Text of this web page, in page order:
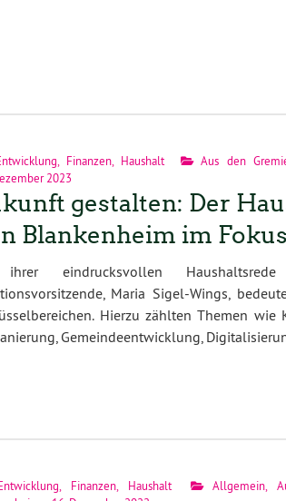
Finanzen, Haushalt Aus den
2023
gestalten: Der
Blankenheim im Fokus
eindrucksvollen
Maria Sigel-Wings,
Hierzu zählten Themen wie
Gemeindeentwicklung,
, Finanzen, Haushalt Allgemein,